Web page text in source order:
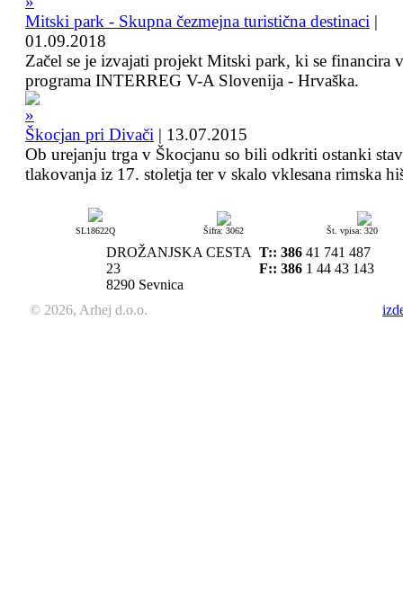
Mitski park - Skupna čezmejna turistična destinaci |
01.09.2018
Začel se je izvajati projekt Mitski park, ki se financira
programa INTERREG V-A Slovenija - Hrvaška.
Škocjan pri Divači | 13.07.2015
Ob urejanju trga v Škocjanu so bili odkriti ostanki
tlakovanja iz 17. stoletja ter v skalo vklesana rimska
SL18622Q Šifra: 3062 Št. vpisa: 320
DROŽANJSKA CESTA
23
8290 Sevnica
T:: 386 41 741 487
F:: 386 1 44 43 143
© 2026, Arhej d.o.o.